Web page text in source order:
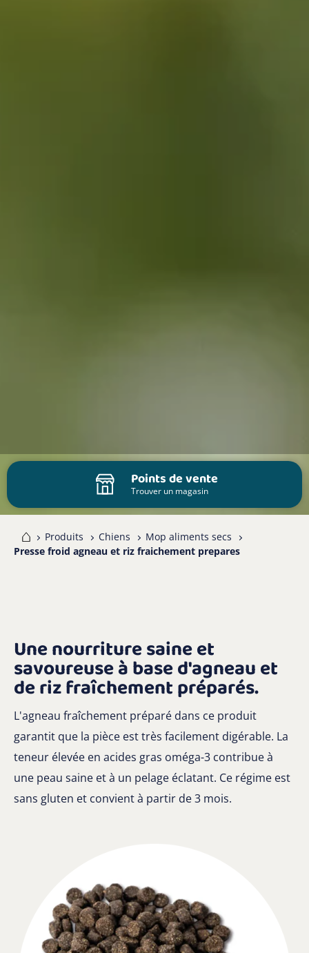
Points de vente
Trouver un magasin
Produits Chiens
Mop aliments secs
Presse froid agneau et riz fraichement prepares
Une nourriture saine et
savoureuse à base d'agneau et
de riz fraîchement préparés.
L'agneau fraîchement préparé dans ce produit
garantit que la pièce est très facilement digérable. La
teneur élevée en acides gras oméga-3 contribue à
une peau saine et à un pelage éclatant. Ce régime est
sans gluten et convient à partir de 3 mois.